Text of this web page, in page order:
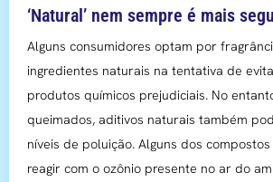
‘Natural’ nem sempre é mais
Alguns consumidores optam por
ingredientes naturais na tentativa de
produtos químicos prejudiciais. No
queimados, aditivos naturais também
níveis de poluição. Alguns dos
reagir com o ozônio presente no ar do